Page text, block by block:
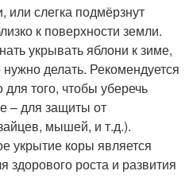
или слегка подмёрзнут
к поверхности земли.
укрывать яблони к зиме,
делать. Рекомендуется
того, чтобы уберечь
– для защиты от
мышей, и т.д.).
укрытие коры является
роста и развития